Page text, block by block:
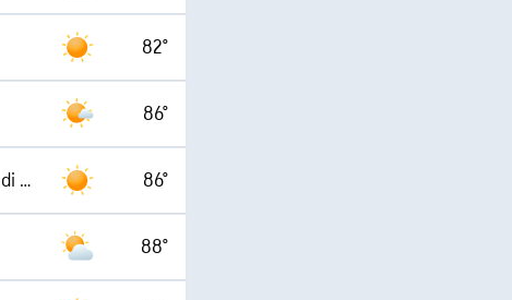
82°
86°
Barcellona Pozzo di Gotto 86°
88°